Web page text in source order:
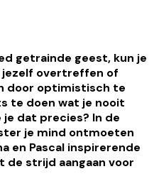
getrainde geest, kun je
jezelf overtreffen of
door optimistisch te
te doen wat je nooit
dat precies? In de
je mind ontmoeten
en Pascal inspirerende
de strijd aangaan voor